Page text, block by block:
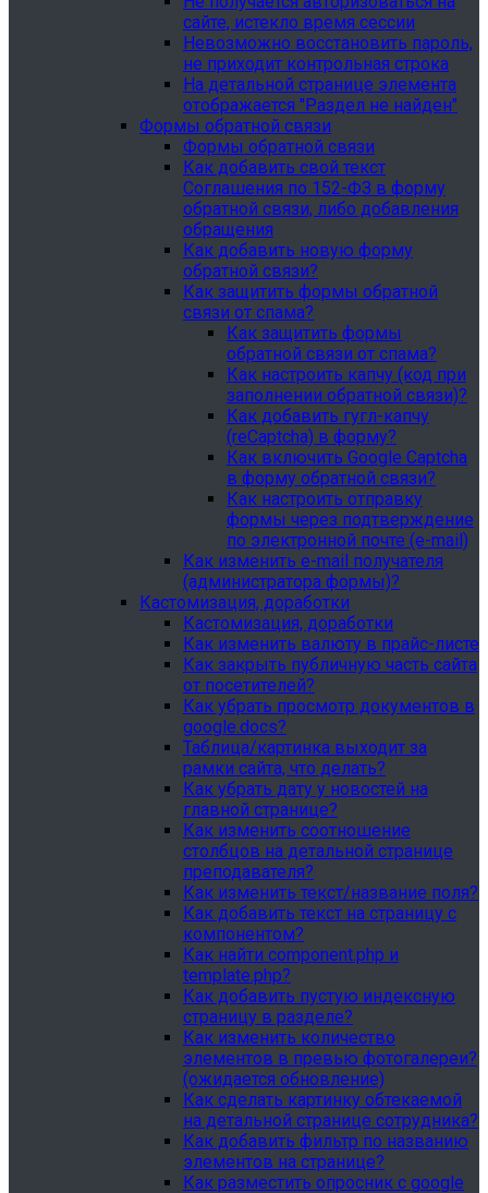
сайте, истекло время сессии
Невозможно восстановить пароль,
не приходит контрольная строка
На детальной странице элемента
отображается "Раздел не найден"
Формы обратной связи
Формы обратной связи
Как добавить свой текст
Соглашения по 152-ФЗ в форму
обратной связи, либо добавления
обращения
Как добавить новую форму
обратной связи?
Как защитить формы обратной
связи от спама?
Как защитить формы
обратной связи от спама?
Как настроить капчу (код при
заполнении обратной связи)?
Как добавить гугл-капчу
(reCaptcha) в форму?
Как включить Google Captcha
в форму обратной связи?
Как настроить отправку
формы через подтверждение
по электронной почте (e-mail)
Как изменить e-mail получателя
(администратора формы)?
Кастомизация, доработки
Кастомизация, доработки
Как изменить валюту в прайс-листе
Как закрыть публичную часть сайта
от посетителей?
Как убрать просмотр документов в
google.docs?
Таблица/картинка выходит за
рамки сайта, что делать?
Как убрать дату у новостей на
главной странице?
Как изменить соотношение
столбцов на детальной странице
преподавателя?
Как изменить текст/название поля?
Как добавить текст на страницу с
компонентом?
Как найти component.php и
template.php?
Как добавить пустую индексную
страницу в разделе?
Как изменить количество
элементов в превью фотогалереи?
(ожидается обновление)
Как сделать картинку обтекаемой
на детальной странице сотрудника?
Как добавить фильтр по названию
элементов на странице?
Как разместить опросник с google